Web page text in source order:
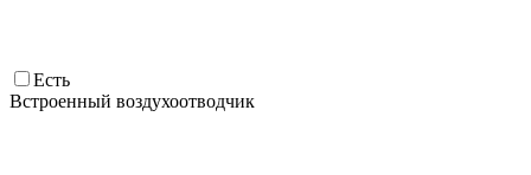
Есть
Встроенный воздухоотводчик